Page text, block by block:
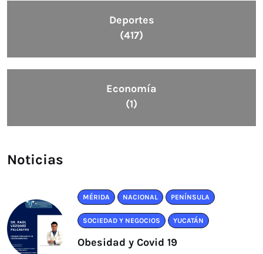
Deportes
(417)
Economía
(1)
Noticias
MÉRIDA NACIONAL PENÍNSULA
SOCIEDAD Y NEGOCIOS YUCATÁN
Obesidad y Covid 19